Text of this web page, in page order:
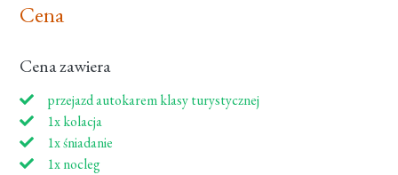
Cena
Cena zawiera
przejazd autokarem klasy turystycznej
1x kolacja
1x śniadanie
1x nocleg